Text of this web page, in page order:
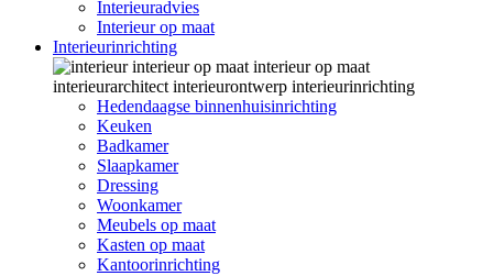
Interieuradvies
Interieur op maat
Interieurinrichting
Hedendaagse binnenhuisinrichting
Keuken
Badkamer
Slaapkamer
Dressing
Woonkamer
Meubels op maat
Kasten op maat
Kantoorinrichting